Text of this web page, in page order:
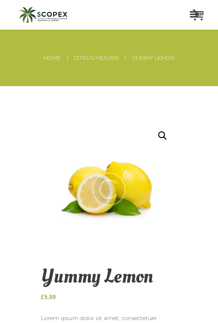
HOME CITRUS HEAVEN YUMMY LEMON
Yummy Lemon
£5.99
Lorem ipsum dolor sit amet, consectetuer